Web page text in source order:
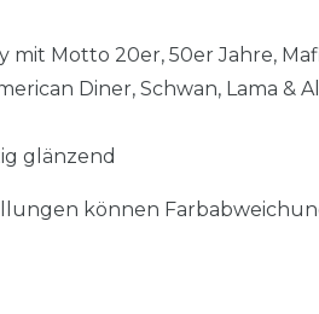
mit Motto 20er, 50er Jahre,
Diner, Schwan, Lama &
glänzend
können